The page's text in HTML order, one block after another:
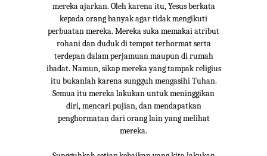
mereka ajarkan. Oleh karena itu, Yesus berkata
kepada orang banyak agar tidak mengikuti
perbuatan mereka. Mereka suka memakai atribut
rohani dan duduk di tempat terhormat serta
terdepan dalam perjamuan maupun di rumah
ibadat. Namun, sikap mereka yang tampak religius
itu bukanlah karena sungguh mengasihi Tuhan.
Semua itu mereka lakukan untuk meninggikan
diri, mencari pujian, dan mendapatkan
penghormatan dari orang lain yang melihat
mereka.